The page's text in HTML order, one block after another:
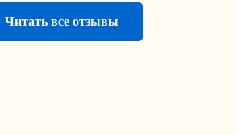
Читать все отзывы